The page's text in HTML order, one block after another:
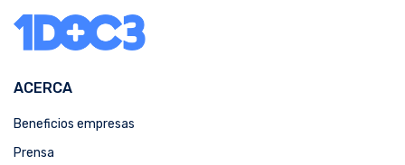
ACERCA
Beneficios empresas
Prensa